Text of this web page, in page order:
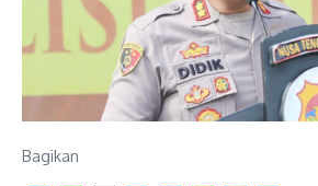
Bagikan